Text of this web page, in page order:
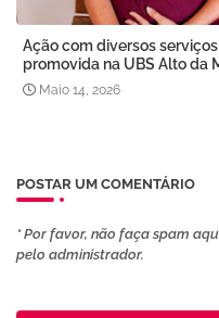
Ação com diversos
promovida na UBS Alto da
Maio 14, 2026
POSTAR UM COMENTÁRIO
* Por favor, não faça spam
pelo administrador.